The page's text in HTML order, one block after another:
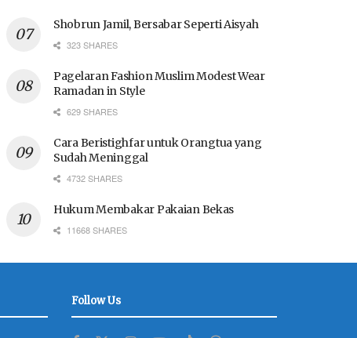
Shobrun Jamil, Bersabar Seperti Aisyah
323 SHARES
Pagelaran Fashion Muslim Modest Wear
Ramadan in Style
629 SHARES
Cara Beristighfar untuk Orangtua yang
Sudah Meninggal
4732 SHARES
Hukum Membakar Pakaian Bekas
11668 SHARES
Follow Us